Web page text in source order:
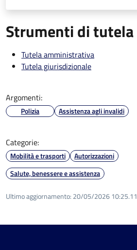
Strumenti di tutela
Tutela amministrativa
Tutela giurisdizionale
Argomenti:
Polizia Assistenza agli invalidi
Categorie:
Mobilità e trasporti
Autorizzazioni
Salute, benessere e assistenza
Ultimo aggiornamento: 20/05/2026 10:25.11